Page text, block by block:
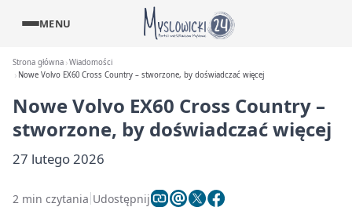
MENU
Strona główna Wiadomości
Nowe Volvo EX60 Cross Country – stworzone, by doświadczać więcej
Nowe Volvo EX60 Cross Country –
stworzone, by doświadczać więcej
27 lutego 2026
2 min czytania Udostępnij